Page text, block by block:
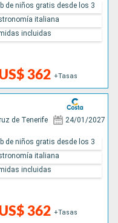
362 +Tasas
de niños gratis desde los 3
italiana
incluidas
de Tenerife 24/01/2027
362 +Tasas
de niños gratis desde los 3
italiana
incluidas